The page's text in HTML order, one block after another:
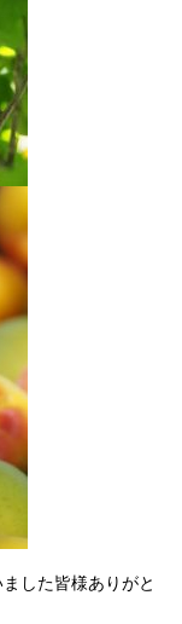
した皆様ありがと